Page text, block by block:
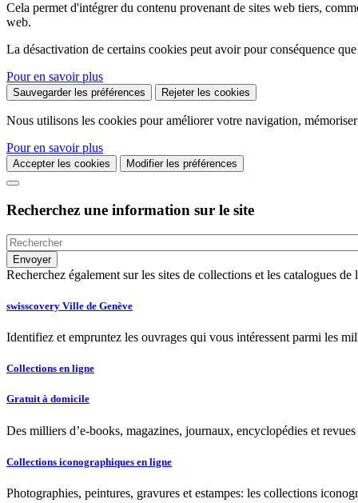
Cela permet d'intégrer du contenu provenant de sites web tiers,
web.
La désactivation de certains cookies peut avoir pour conséquence
Pour en savoir plus
Sauvegarder les préférences Rejeter les cookies
Nous utilisons les cookies pour améliorer votre navigation,
Pour en savoir plus
Accepter les cookies Modifier les préférences
Recherchez une information sur le site
Recherchez également sur les sites de collections et les catalogues
swisscovery Ville de Genève
Identifiez et empruntez les ouvrages qui vous intéressent parmi les
Collections en ligne
Gratuit à domicile
Des milliers d’e-books, magazines, journaux, encyclopédies et
Collections iconographiques en ligne
Photographies, peintures, gravures et estampes: les collections